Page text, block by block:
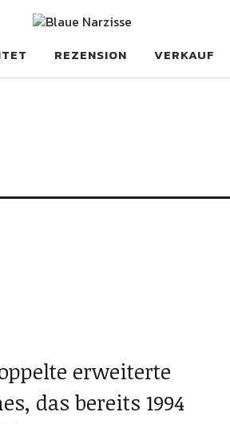
REZENSION VERKAUF
erweiterte
das bereits 1994